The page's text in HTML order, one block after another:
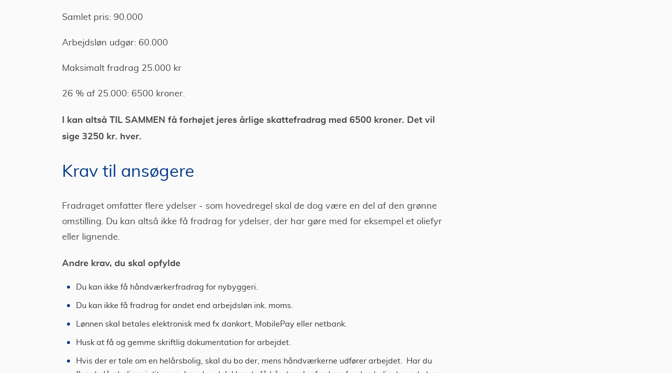
Samlet pris: 90.000
Arbejdsløn udgør: 60.000
Maksimalt fradrag 25.000 kr
26 % af 25.000: 6500 kroner.
I kan altså TIL SAMMEN få forhøjet jeres årlige skattefradrag med 6500 kroner. Det vil
sige 3250 kr. hver.
Krav til ansøgere
Fradraget omfatter flere ydelser - som hovedregel skal de dog være en del af den grønne
omstilling. Du kan altså ikke få fradrag for ydelser, der har gøre med for eksempel et oliefyr
eller lignende.
Andre krav, du skal opfylde
Du kan ikke få håndværkerfradrag for nybyggeri.
Du kan ikke få fradrag for andet end arbejdsløn ink. moms.
Lønnen skal betales elektronisk med fx dankort, MobilePay eller netbank.
Husk at få og gemme skriftlig dokumentation for arbejdet.
Hvis der er tale om en helårsbolig, skal du bo der, mens håndværkerne udfører arbejdet. Har du